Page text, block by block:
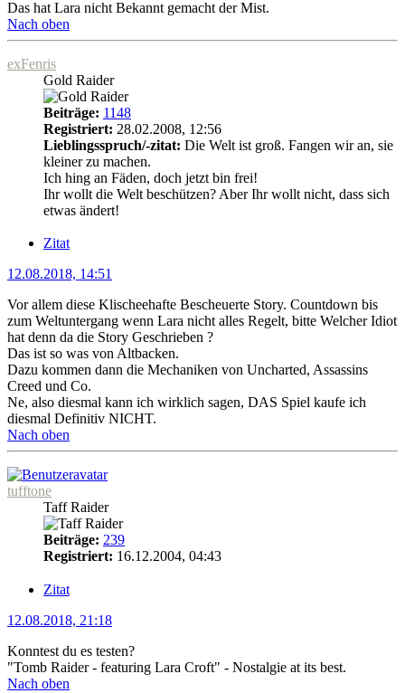
Das hat Lara nicht Bekannt gemacht der Mist.
Nach oben
exFenris
Gold Raider
Beiträge: 1148
Registriert: 28.02.2008, 12:56
Lieblingsspruch/-zitat: Die Welt ist groß. Fangen wir an, sie
kleiner zu machen.
Ich hing an Fäden, doch jetzt bin frei!
Ihr wollt die Welt beschützen? Aber Ihr wollt nicht, dass sich
etwas ändert!
Zitat
12.08.2018, 14:51
Vor allem diese Klischeehafte Bescheuerte Story. Countdown bis
zum Weltuntergang wenn Lara nicht alles Regelt, bitte Welcher Idiot
hat denn da die Story Geschrieben ?
Das ist so was von Altbacken.
Dazu kommen dann die Mechaniken von Uncharted, Assassins
Creed und Co.
Ne, also diesmal kann ich wirklich sagen, DAS Spiel kaufe ich
diesmal Definitiv NICHT.
Nach oben
tufftone
Taff Raider
Beiträge: 239
Registriert: 16.12.2004, 04:43
Zitat
12.08.2018, 21:18
Konntest du es testen?
"Tomb Raider - featuring Lara Croft" - Nostalgie at its best.
Nach oben